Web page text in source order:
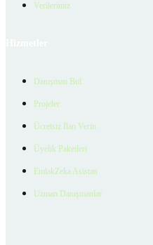
Verilerimiz
Danışman Bul
Projeler
Ücretsiz İlan Verin
Üyelik Paketleri
EmlakZeka Asistan
Uzman Danışmanlar